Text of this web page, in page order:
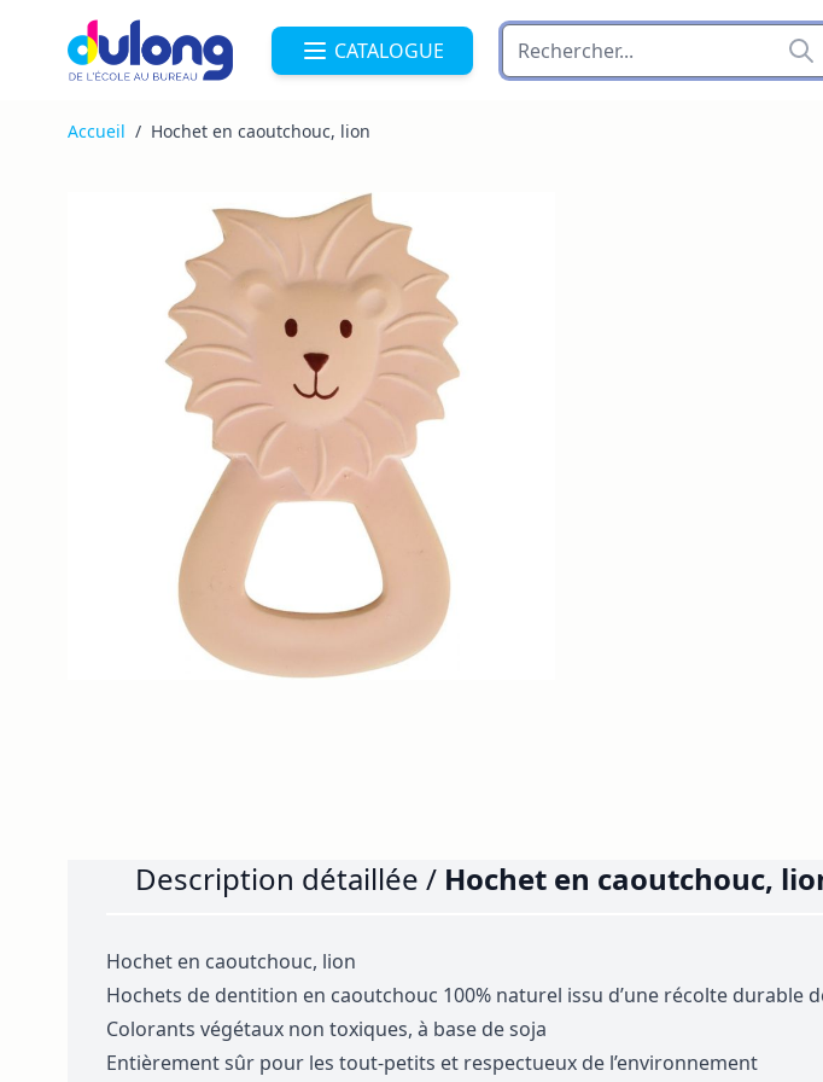
Allez au contenu
CATALOGUE
Accueil / Hochet en caoutchouc, lion
Description détaillée / Hochet en caoutchouc,
Hochet en caoutchouc, lion
Hochets de dentition en caoutchouc 100% naturel issu d’une récolte durable
Colorants végétaux non toxiques, à base de soja
Entièrement sûr pour les tout-petits et respectueux de l’environnement